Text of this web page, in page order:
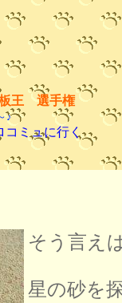
王 選手権
♪
コミュに行く
そう言え
星の砂を